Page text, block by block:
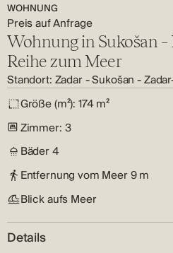
WOHNUNG
Preis auf Anfrage
Wohnung in Sukošan –
Reihe zum Meer
Standort: Zadar-Sukošan -
Größe (m²): 174 m²
Zimmer: 3
Bäder4
Entfernung vom Meer9 m
Blick aufs Meer
Details